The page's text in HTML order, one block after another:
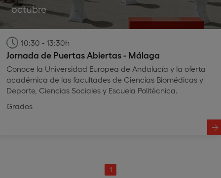
octubre
10:30 - 13:30h
Jornada de Puertas Abiertas - Málaga
Conoce la Universidad Europea de Andalucía y la oferta
académica de las facultades de Ciencias Biomédicas y
Deporte, Ciencias Sociales y Escuela Politécnica.
Grados
1